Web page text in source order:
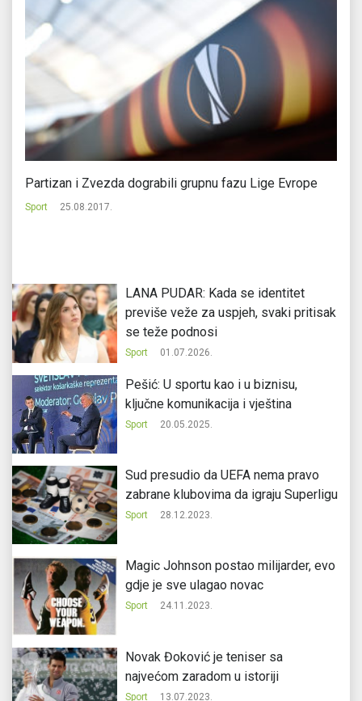
Partizan i Zvezda dograbili grupnu fazu Lige Evrope
Sport 25.08.2017.
LANA PUDAR: Kada se identitet
previše veže za uspjeh, svaki pritisak
se teže podnosi
Sport 01.07.2026.
Pešić: U sportu kao i u biznisu,
ključne komunikacija i vještina
Sport 20.05.2025.
Sud presudio da UEFA nema pravo
zabrane klubovima da igraju Superligu
Sport 28.12.2023.
Magic Johnson postao milijarder, evo
gdje je sve ulagao novac
Sport 24.11.2023.
Novak Đoković je teniser sa
najvećom zaradom u istoriji
Sport 13.07.2023.